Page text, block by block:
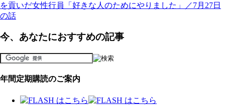
を貢いだ女性行員「好きな人のためにやりました」／7月27日
の話
今、あなたにおすすめの記事
年間定期購読のご案内